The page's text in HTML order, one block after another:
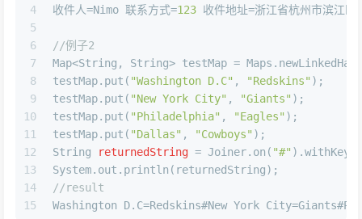
4
5
6
7
8
9
10
11
12
13
14
15
收件人=Nimo 联系方式=123 收件地址=浙江省杭州市滨江区
//例子2
Map<String, String> testMap =
testMap.put( "Washington D.C" , "Redskins" );
testMap.put( "New York City" , "Giants" );
testMap.put( "Philadelphia" , "Eagles" );
testMap.put( "Dallas" , "Cowboys" );
String
returnedString = Joiner.on( "#"
System.out.println(returnedString);
//result
Washington D.C=Redskins#New York